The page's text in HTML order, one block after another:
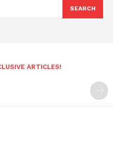
SEARCH
ARTICLES!